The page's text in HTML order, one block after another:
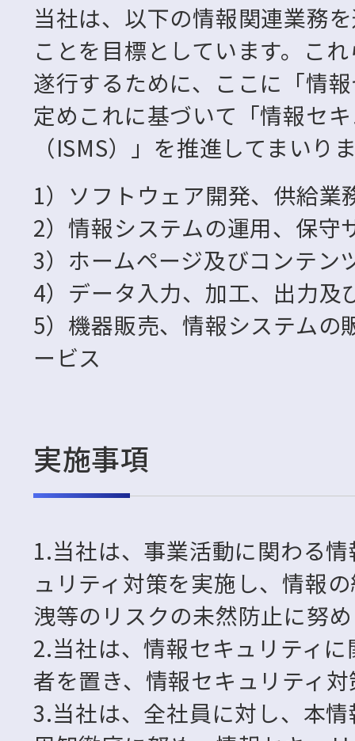
当社は、以下の情報関連業務
ことを目標としています。こ
遂行するために、ここに「情
定めこれに基づいて「情報セ
（ISMS）」を推進してまいり
1）ソフトウェア開発、供給業
2）情報システムの運用、保守
3）ホームページ及びコンテン
4）データ入力、加工、出力及
5）機器販売、情報システムの
ービス
実施事項
1.当社は、事業活動に関わる
ュリティ対策を実施し、情報
洩等のリスクの未然防止に努
2.当社は、情報セキュリティ
者を置き、情報セキュリティ
3.当社は、全社員に対し、本